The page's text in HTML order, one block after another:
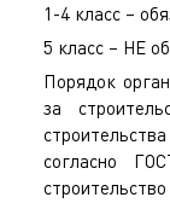
1-4 класс –
5 класс – НЕ
Порядок
за
согласно